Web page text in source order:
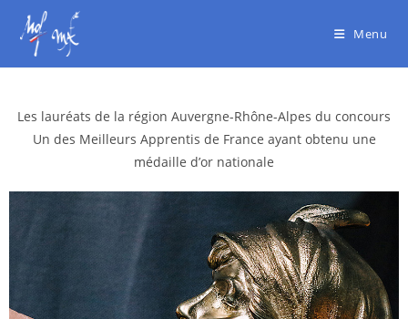
Menu
Les lauréats de la région Auvergne-Rhône-Alpes du concours
Un des Meilleurs Apprentis de France ayant obtenu une
médaille d’or nationale